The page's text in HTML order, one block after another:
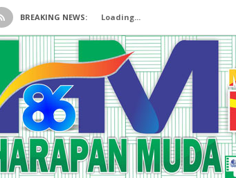
BREAKING NEWS: Loading...